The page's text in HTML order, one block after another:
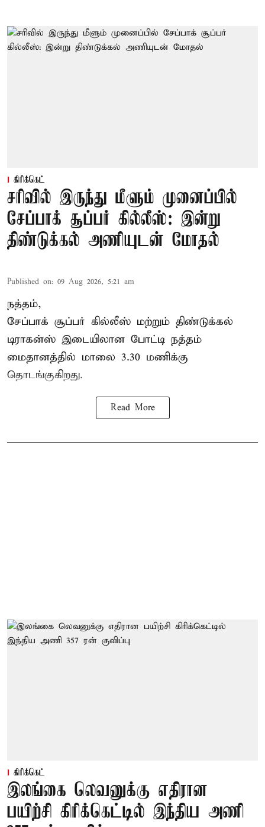
கிரிக்கெட்
சரிவில் இருந்து மீளும் முனைப்பில்
சேப்பாக் சூப்பர் கில்லீஸ்: இன்று
திண்டுக்கல் அணியுடன் மோதல்
Published on: 09 Aug 2026, 5:21 am
நத்தம்,
சேப்பாக் சூப்பர் கில்லீஸ் மற்றும் திண்டுக்கல்
டிராகன்ஸ் இடையிலான போட்டி நத்தம்
மைதானத்தில் மாலை 3.30 மணிக்கு
தொடங்குகிறது.
Read More
கிரிக்கெட்
இலங்கை லெவனுக்கு எதிரான
பயிற்சி கிரிக்கெட்டில் இந்திய அணி